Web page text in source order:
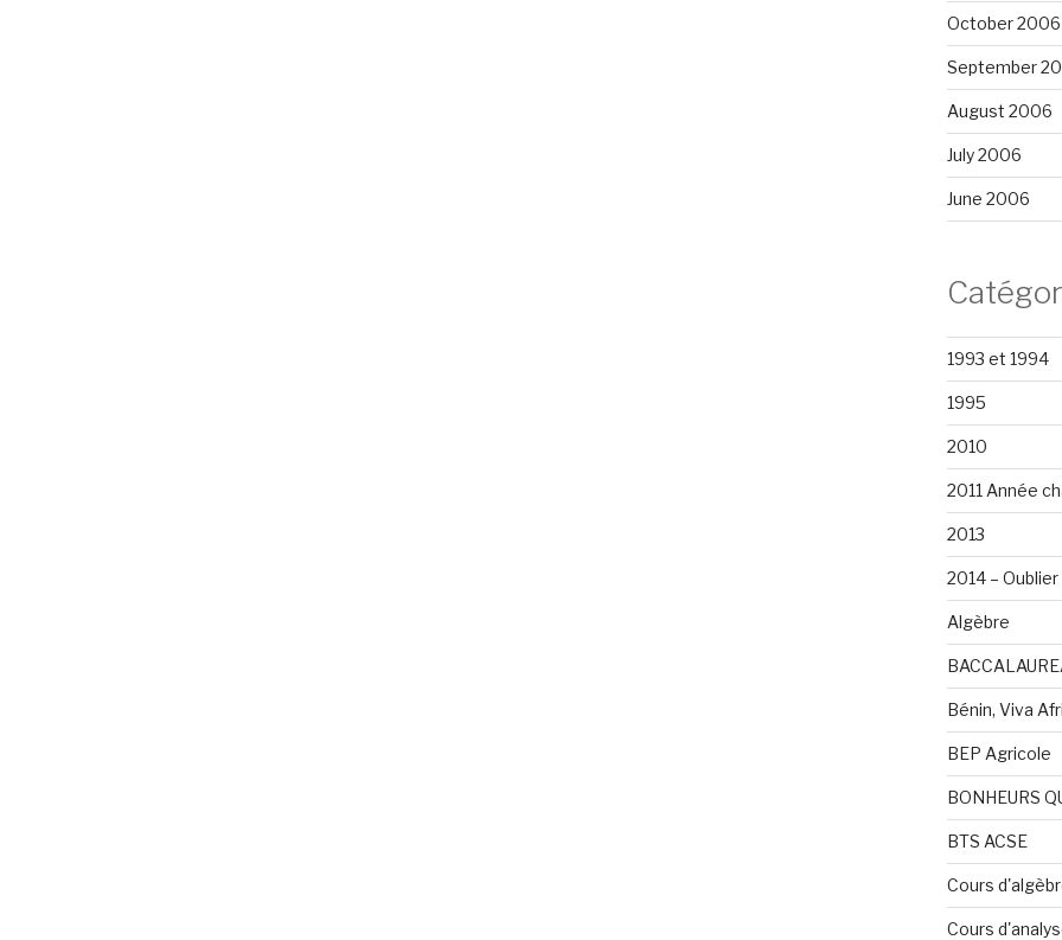
October 2006
September
August 2006
July 2006
June 2006
1993 et 1994
1995
2010
2011 Année
2013
2014 –
Algèbre
Bénin, Viva
BEP Agricole
BONHEURS
BTS ACSE
Cours
Cours